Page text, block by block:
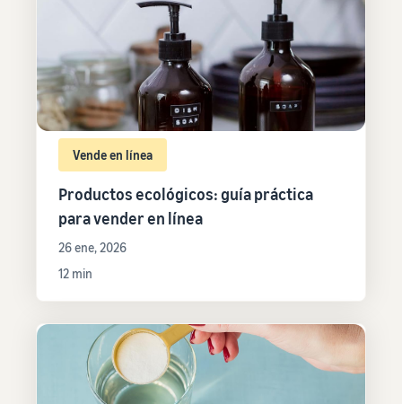
Vende en línea
Productos ecológicos: guía práctica
para vender en línea
26 ene, 2026
12 min